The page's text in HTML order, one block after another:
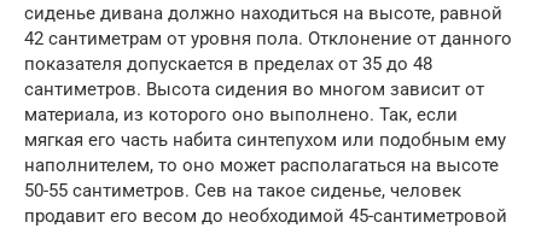
сиденье дивана должно находиться на высоте, равной
42 сантиметрам от уровня пола. Отклонение от данного
показателя допускается в пределах от 35 до 48
сантиметров. Высота сидения во многом зависит от
материала, из которого оно выполнено. Так, если
мягкая его часть набита синтепухом или подобным ему
наполнителем, то оно может располагаться на высоте
50-55 сантиметров. Сев на такое сиденье, человек
продавит его весом до необходимой 45-сантиметровой